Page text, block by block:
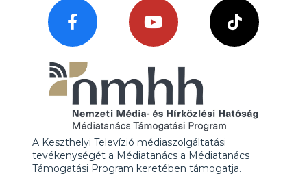
A Keszthelyi Televízió médiaszolgáltatási
tevékenységét a Médiatanács a Médiatanács
Támogatási Program keretében támogatja.